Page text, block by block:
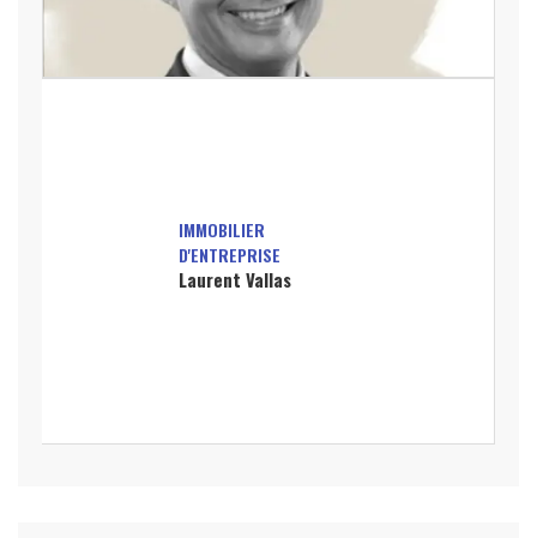
IMMOBILIER
D'ENTREPRISE
Laurent Vallas